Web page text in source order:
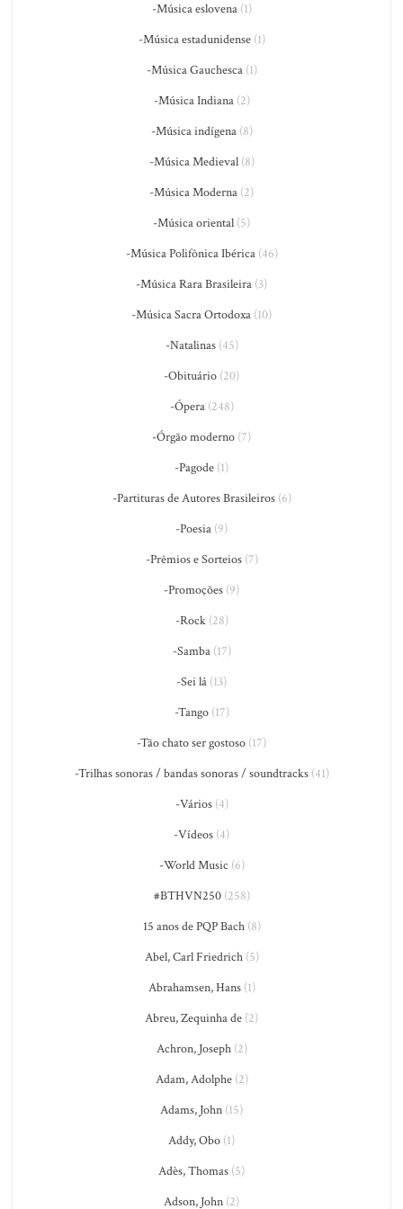
-Música eslovena(1)
-Música estadunidense(1)
-Música Gauchesca(1)
-Música Indiana(2)
-Música indígena(8)
-Música Medieval(8)
-Música Moderna (2)
-Música oriental (5)
-Música Polifônica Ibérica(46)
-Música Rara Brasileira (3)
-Música Sacra Ortodoxa (10)
-Natalinas(45)
-Obituário (20)
-Ópera(248)
-Órgão moderno (7)
-Pagode (1)
-Partituras de Autores Brasileiros(6)
-Poesia (9)
-Prêmios e Sorteios(7)
-Promoções (9)
-Rock(28)
-Samba(17)
-Sei lá (13)
-Tango(17)
-Tão chato ser gostoso (17)
-Trilhas sonoras / bandas sonoras / soundtracks(41)
-Vários(4)
-Vídeos (4)
-World Music (6)
#BTHVN250(258)
15 anos de PQP Bach(8)
Abel, Carl Friedrich(5)
Abrahamsen, Hans(1)
Abreu, Zequinha de (2)
Achron, Joseph(2)
Adam, Adolphe(2)
Adams, John (15)
Addy, Obo (1)
Adès, Thomas (5)
Adson, John (2)